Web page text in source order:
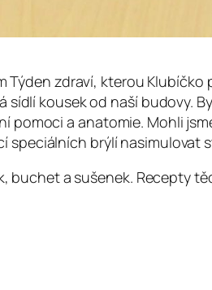
zdraví, kterou
kousek od naší budovy.
a anatomie. Mohli
speciálních brýlí
buchet a sušenek. Recepty